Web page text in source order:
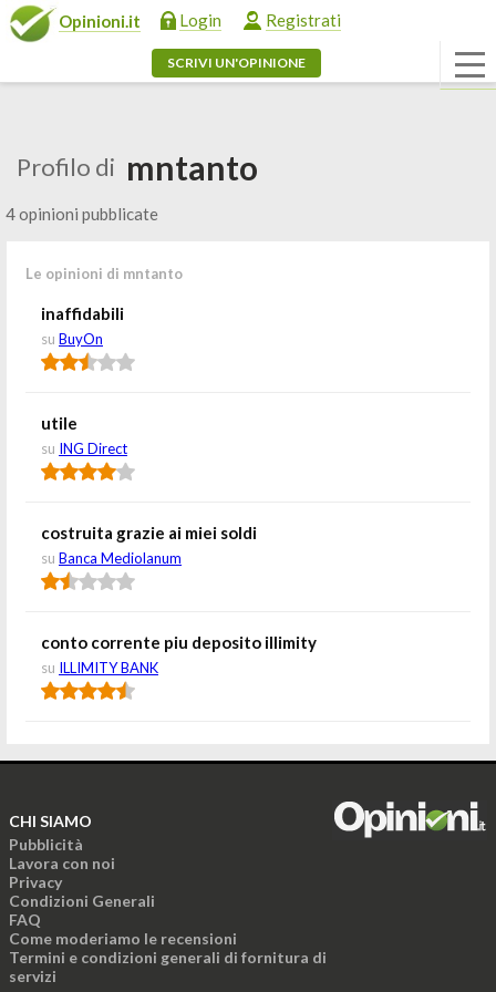
Opinioni.it Login Registrati
SCRIVI UN'OPINIONE
Profilo di mntanto
4 opinioni pubblicate
Le opinioni di mntanto
inaffidabili
su BuyOn
utile
su ING Direct
costruita grazie ai miei soldi
su Banca Mediolanum
conto corrente piu deposito illimity
su ILLIMITY BANK
CHI SIAMO
Pubblicità
Lavora con noi
Privacy
Condizioni Generali
FAQ
Come moderiamo le recensioni
Termini e condizioni generali di fornitura di
servizi